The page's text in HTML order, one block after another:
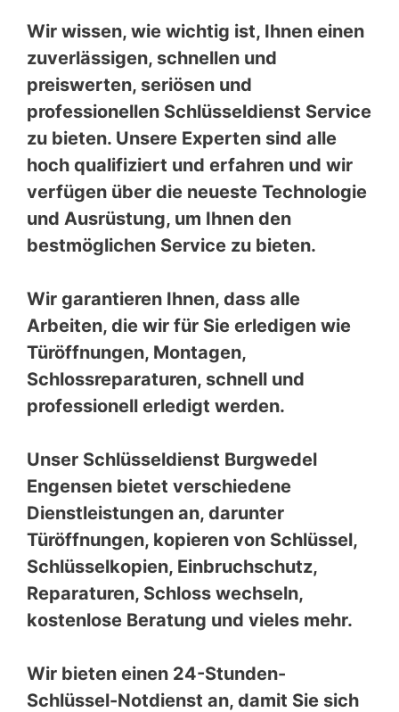
Wir wissen, wie wichtig ist, Ihnen einen
zuverlässigen, schnellen und
preiswerten, seriösen und
professionellen Schlüsseldienst Service
zu bieten. Unsere Experten sind alle
hoch qualifiziert und erfahren und wir
verfügen über die neueste Technologie
und Ausrüstung, um Ihnen den
bestmöglichen Service zu bieten.
Wir garantieren Ihnen, dass alle
Arbeiten, die wir für Sie erledigen wie
Türöffnungen, Montagen,
Schlossreparaturen, schnell und
professionell erledigt werden.
Unser Schlüsseldienst Burgwedel
Engensen bietet verschiedene
Dienstleistungen an, darunter
Türöffnungen, kopieren von Schlüssel,
Schlüsselkopien, Einbruchschutz,
Reparaturen, Schloss wechseln,
kostenlose Beratung und vieles mehr.
Wir bieten einen 24-Stunden-
Schlüssel-Notdienst an, damit Sie sich